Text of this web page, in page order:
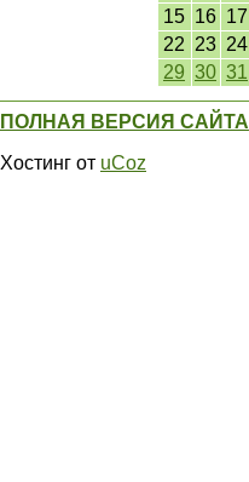
15 16 17
22 23 24
29 30 31
ПОЛНАЯ ВЕРСИЯ САЙТА
Хостинг от uCoz